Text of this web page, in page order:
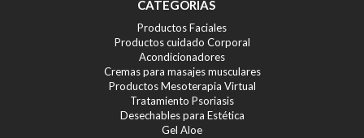
CATEGORÍAS
Productos Faciales
Productos cuidado Corporal
Acondicionadores
Cremas para masajes musculares
Productos Mesoterapia Virtual
Tratamiento Psoriasis
Desechables para Estética
Gel Aloe